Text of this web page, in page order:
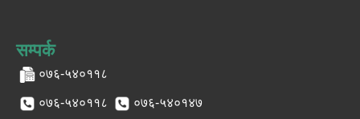
सम्पर्क
०७६-५४०११८
०७६-५४०११८ ०७६-५४०१४७